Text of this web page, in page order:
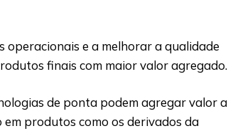
operacionais e a melhorar a qualidade
finais com maior valor agregado.
de ponta podem agregar valor a
produtos como os derivados da